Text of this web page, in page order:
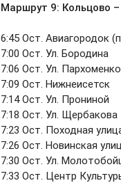
Маршрут 9: Кольцово
6:45 Ост. Авиагородок
7:00 Ост. Ул. Бородина
7:06 Ост. Ул.
7:09 Ост. Нижнеисетск
7:14 Ост. Ул. Прониной
7:18 Ост. Ул. Щербакова
7:23 Ост. Походная
7:26 Ост. Новинская
7:30 Ост. Ул.
7:33 Ост. Центр